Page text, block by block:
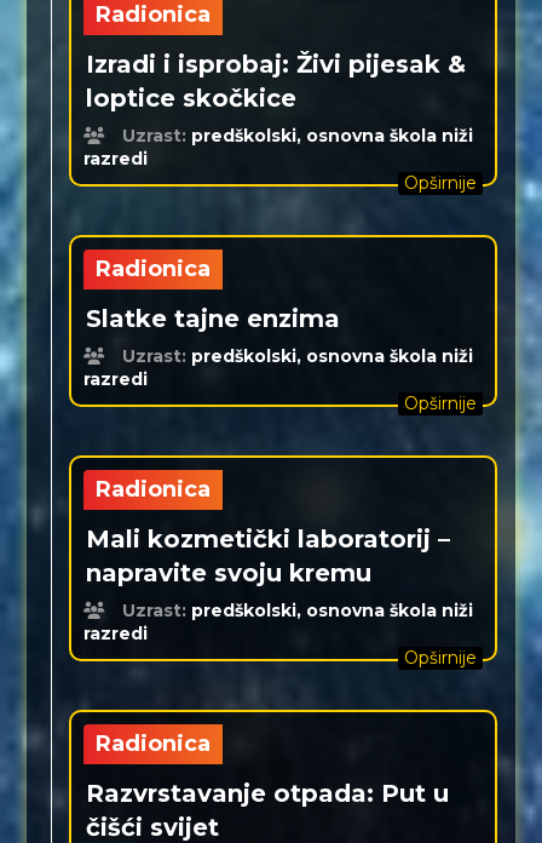
Radionica
Izradi i isprobaj: Živi pijesak &
loptice skočkice
Uzrast: predškolski, osnovna škola niži
razredi
Opširnije
Radionica
Slatke tajne enzima
Uzrast: predškolski, osnovna škola niži
razredi
Opširnije
Radionica
Mali kozmetički laboratorij –
napravite svoju kremu
Uzrast: predškolski, osnovna škola niži
razredi
Opširnije
Radionica
Razvrstavanje otpada: Put u
čišći svijet